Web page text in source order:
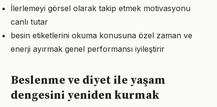
İlerlemeyi görsel olarak takip etmek motivasyonu
canlı tutar
besin etiketlerini okuma konusuna özel zaman ve
enerji ayırmak genel performansı iyileştirir
Beslenme ve diyet ile yaşam
dengesini yeniden kurmak